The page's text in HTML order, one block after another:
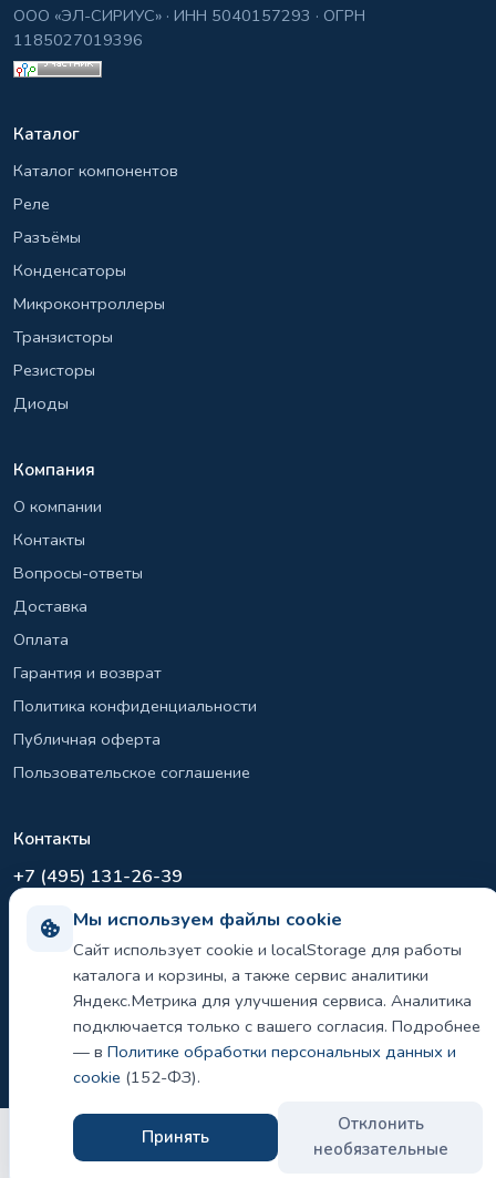
Мы используем файлы cookie
Сайт использует cookie и localStorage для работы
каталога и корзины, а также сервис аналитики
Яндекс.Метрика для улучшения сервиса. Аналитика
подключается только с вашего согласия. Подробнее
— в Политике обработки персональных данных и
cookie (152-ФЗ).
Принять
Отклонить
необязательные
ООО «ЭЛ-СИРИУС» · ИНН 5040157293 · ОГРН
1185027019396
Каталог
Каталог компонентов
Реле
Разъёмы
Конденсаторы
Микроконтроллеры
Транзисторы
Резисторы
Диоды
Компания
О компании
Контакты
Вопросы-ответы
Доставка
Оплата
Гарантия и возврат
Политика конфиденциальности
Публичная оферта
Пользовательское соглашение
Контакты
+7 (495) 131-26-39
info@el-sirius.ru
МО, г. Раменское, ул. Карла Маркса
Склад: Шереметьево, Московская область
2026 ООО «ЭЛ-СИРИУС». Все права защищены.
Политика конфиденциальности и использования cookie